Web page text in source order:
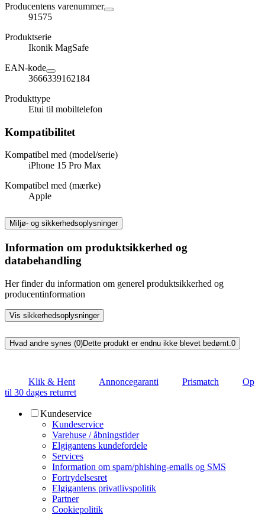
Producentens varenummer
91575
Produktserie
Ikonik MagSafe
EAN-kode
3666339162184
Produkttype
Etui til mobiltelefon
Kompatibilitet
Kompatibel med (model/serie)
iPhone 15 Pro Max
Kompatibel med (mærke)
Apple
Miljø- og sikkerhedsoplysninger
Information om produktsikkerhed og
databehandling
Her finder du information om generel produktsikkerhed og
producentinformation
Vis sikkerhedsoplysninger
Hvad andre synes (0)Dette produkt er endnu ikke blevet bedømt. 0
Klik & Hent Annoncegaranti Prismatch
Op
til 30 dages returret
Kundeservice
Kundeservice
Varehuse / åbningstider
Elgigantens kundefordele
Services
Information om spam/phishing-emails og SMS
Fortrydelsesret
Elgigantens privatlivspolitik
Partner
Cookiepolitik